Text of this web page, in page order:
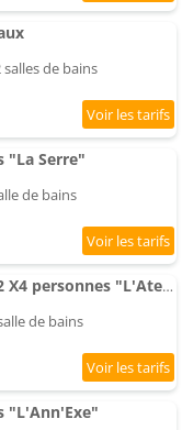
de bains
"La Serre"
de bains
Appartement Val Gite #2 X4 personnes "L'Atelier"
de bains
"L'Ann'Exe"